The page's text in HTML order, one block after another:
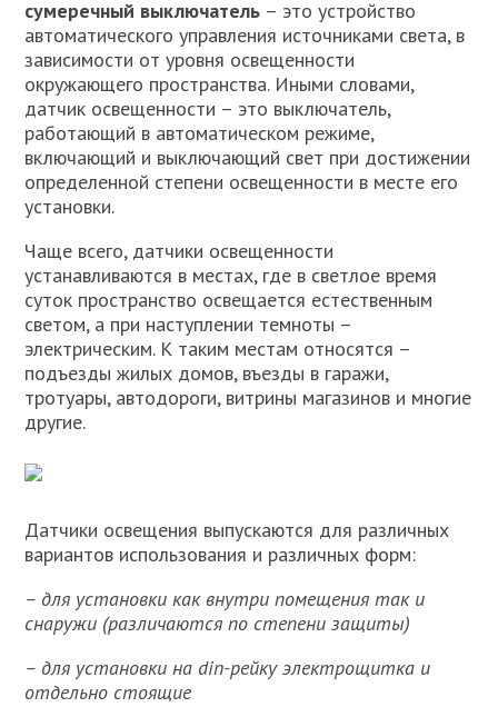
сумеречный выключатель – это устройство
автоматического управления источниками света, в
зависимости от уровня освещенности
окружающего пространства. Иными словами,
датчик освещенности – это выключатель,
работающий в автоматическом режиме,
включающий и выключающий свет при достижении
определенной степени освещенности в месте его
установки.
Чаще всего, датчики освещенности
устанавливаются в местах, где в светлое время
суток пространство освещается естественным
светом, а при наступлении темноты –
электрическим. К таким местам относятся –
подъезды жилых домов, въезды в гаражи,
тротуары, автодороги, витрины магазинов и многие
другие.
Датчики освещения выпускаются для различных
вариантов использования и различных форм:
– для установки как внутри помещения так и
снаружи (различаются по степени защиты)
– для установки на din-рейку электрощитка и
отдельно стоящие